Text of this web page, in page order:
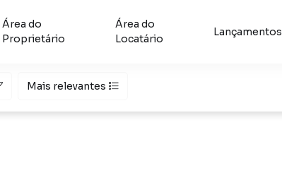
Área do
Proprietário
Área do
Locatário
Lançamentos
Mais relevantes